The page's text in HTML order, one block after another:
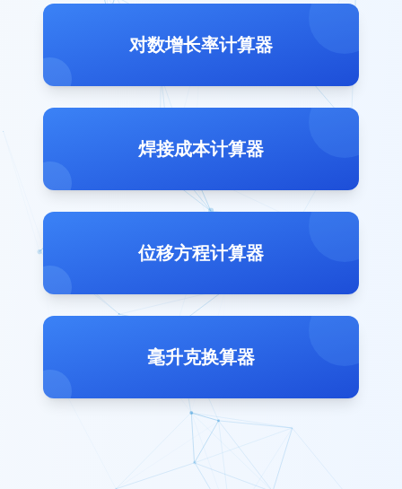
对数增长率计算器
焊接成本计算器
位移方程计算器
毫升克换算器